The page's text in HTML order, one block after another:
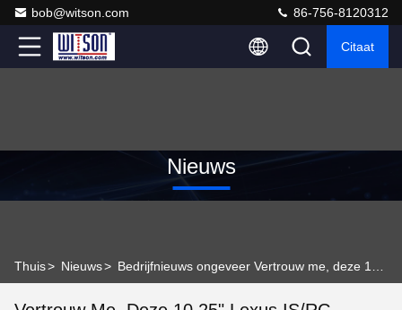
bob@witson.com 86-756-8120312
Citaat
Nieuws
Thuis> Nieuws>